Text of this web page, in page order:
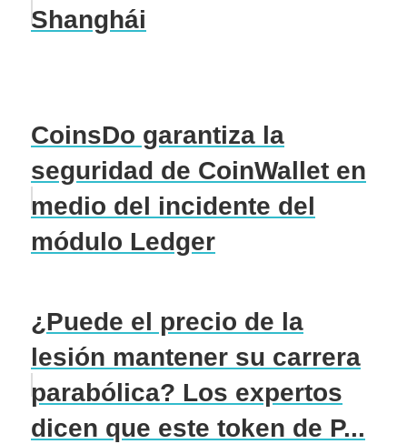
Shanghái
CoinsDo garantiza la
seguridad de CoinWallet en
medio del incidente del
módulo Ledger
¿Puede el precio de la
lesión mantener su carrera
parabólica? Los expertos
dicen que este token de P...